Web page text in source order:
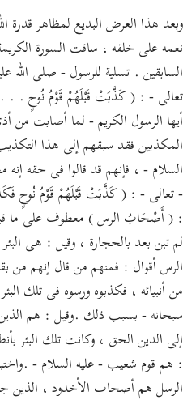
وبعد هذا العرض البديع لمظاهر قدرة
نعمه على خلقه ، ساقت السورة
السابقين . تسلية للرسول - صلى الله
تعالى - : ( كَذَّبَتْ قَبْلَهُمْ قَوْمُ نُوحٍ
أيها الرسول الكريم - لما أصابت من
المكذبين فقد سبقهم إلى هذا
السلام - ، فإنهم قد قالوا فى حقه
- تعالى - : ( كَذَّبَتْ قَبْلَهُمْ قَوْمُ نُوحٍ
: ( أَصْحَابُ الرس ) معطوف على ما
لم تبن بعد بالحجارة ، وقيل : هى
الرس أقوال : فمنهم من قال إنهم من
من أنبيائه ، فكذبوه ورسوه فى تلك
سبحانه - بسبب ذلك .وقيل : هم الذين
إلى الدين الحق ، وكانت تلك البئر
: هم قوم شعيب - عليه السلام -
الرسل هم أصحاب الأخدود ، الذين